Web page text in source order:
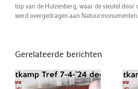
top van de Hulzenberg, waar de sleutel door
werd overgedragen aan Natuurmonumenten.
Gerelateerde berichten